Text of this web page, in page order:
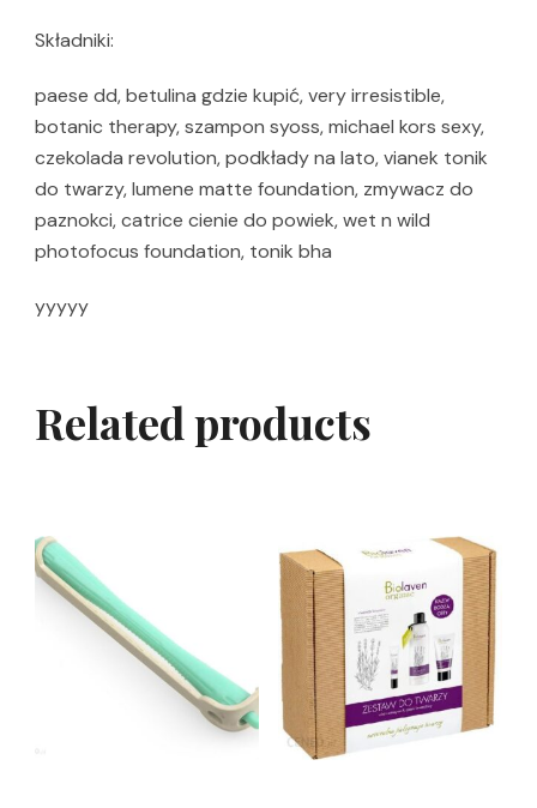
Składniki:
paese dd, betulina gdzie kupić, very irresistible,
botanic therapy, szampon syoss, michael kors sexy,
czekolada revolution, podkłady na lato, vianek tonik
do twarzy, lumene matte foundation, zmywacz do
paznokci, catrice cienie do powiek, wet n wild
photofocus foundation, tonik bha
yyyyy
Related products